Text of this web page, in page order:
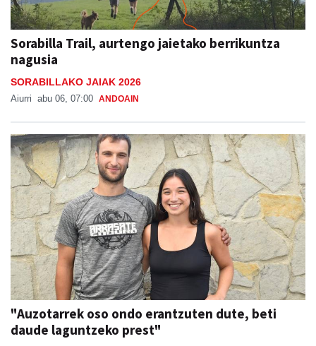
Sorabilla Trail, aurtengo jaietako berrikuntza
nagusia
SORABILLAKO JAIAK 2026
Aiurri abu 06, 07:00 ANDOAIN
"Auzotarrek oso ondo erantzuten dute, beti
daude laguntzeko prest"